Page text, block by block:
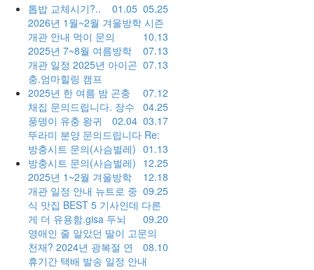
05.25
톱밥 교체시기?..
01.05
2026년 1월~2월 겨울방학 시즌
개관 안내
10.13
먹이 문의
07.13
2025년 7~8월 여름방학
개관 일정
07.13
2025년 아이곤
충.엄마힐링 캠프
07.12
2025년 한 여름 밤 곤충
채집
04.25
문의드립니다.
03.17
장수
풍뎅이 유충
02.04
왕귀
뚜라미 분양 문의드립니다
01.13
Re:
방충시트 문의(사슴벌레)
12.25
방충시트 문의(사슴벌레)
12.18
2025년 1~2월 겨울방학
개관 일정 안내
09.25
뉴트로 중
식 맛집 BEST 5 기사인데 다른
게 더 유용함.gisa
09.20
두뇌
영애인 줄 알았던 딸이 고문의
천재?
08.10
2024년 광복절 연
휴기간 택배 발송 일정 안내